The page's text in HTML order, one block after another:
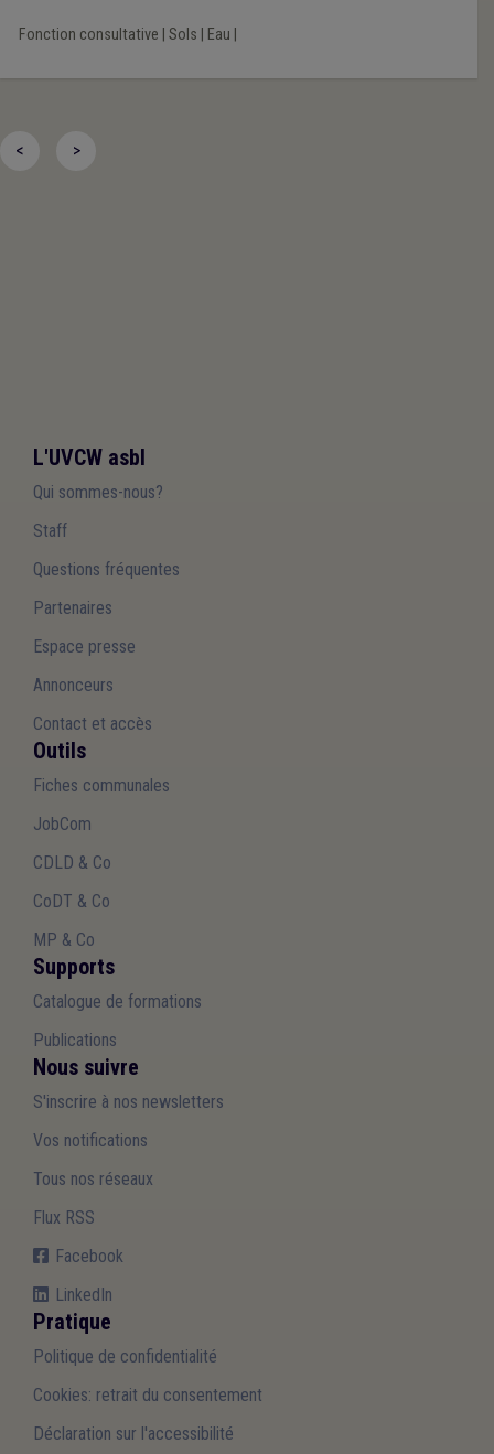
Fonction consultative Sols Eau
< >
L'UVCW asbl
Qui sommes-nous?
Staff
Questions fréquentes
Partenaires
Espace presse
Annonceurs
Contact et accès
Outils
Fiches communales
JobCom
CDLD & Co
CoDT & Co
MP & Co
Supports
Catalogue de formations
Publications
Nous suivre
S'inscrire à nos newsletters
Vos notifications
Tous nos réseaux
Flux RSS
Facebook
LinkedIn
Pratique
Politique de confidentialité
Cookies: retrait du consentement
Déclaration sur l'accessibilité